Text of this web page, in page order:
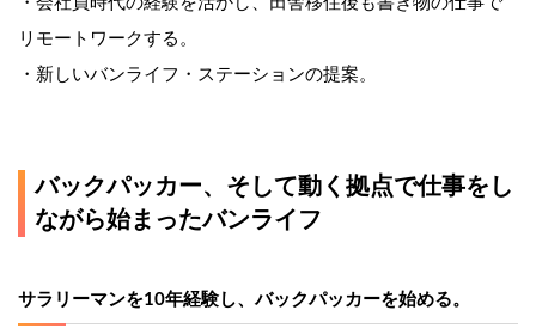
リモートワークする。
・新しいバンライフ・ステーションの提案。
バックパッカー、そして動く拠点で仕事をし
ながら始まったバンライフ
サラリーマンを10年経験し、バックパッカーを始める。